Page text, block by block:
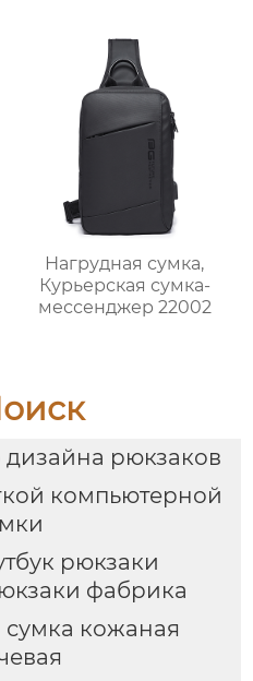
Нагрудная сумка,
Курьерская сумка-
мессенджер 22002
рюкзаков
компьютерной
рюкзаки
фабрика
кожаная